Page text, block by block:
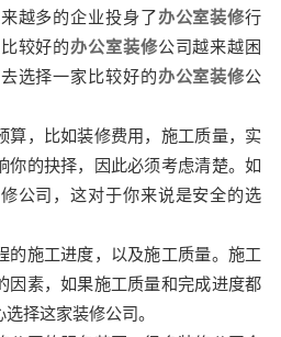
多的企业投身了办公室装修行
较好的办公室装修公司越来越困
选择一家比较好的办公室装修公
，比如装修费用，施工质量，实
你的抉择，因此必须考虑清楚。如
公司，这对于你来说是安全的选
施工进度，以及施工质量。施工
因素，如果施工质量和完成进度都
择这家装修公司。